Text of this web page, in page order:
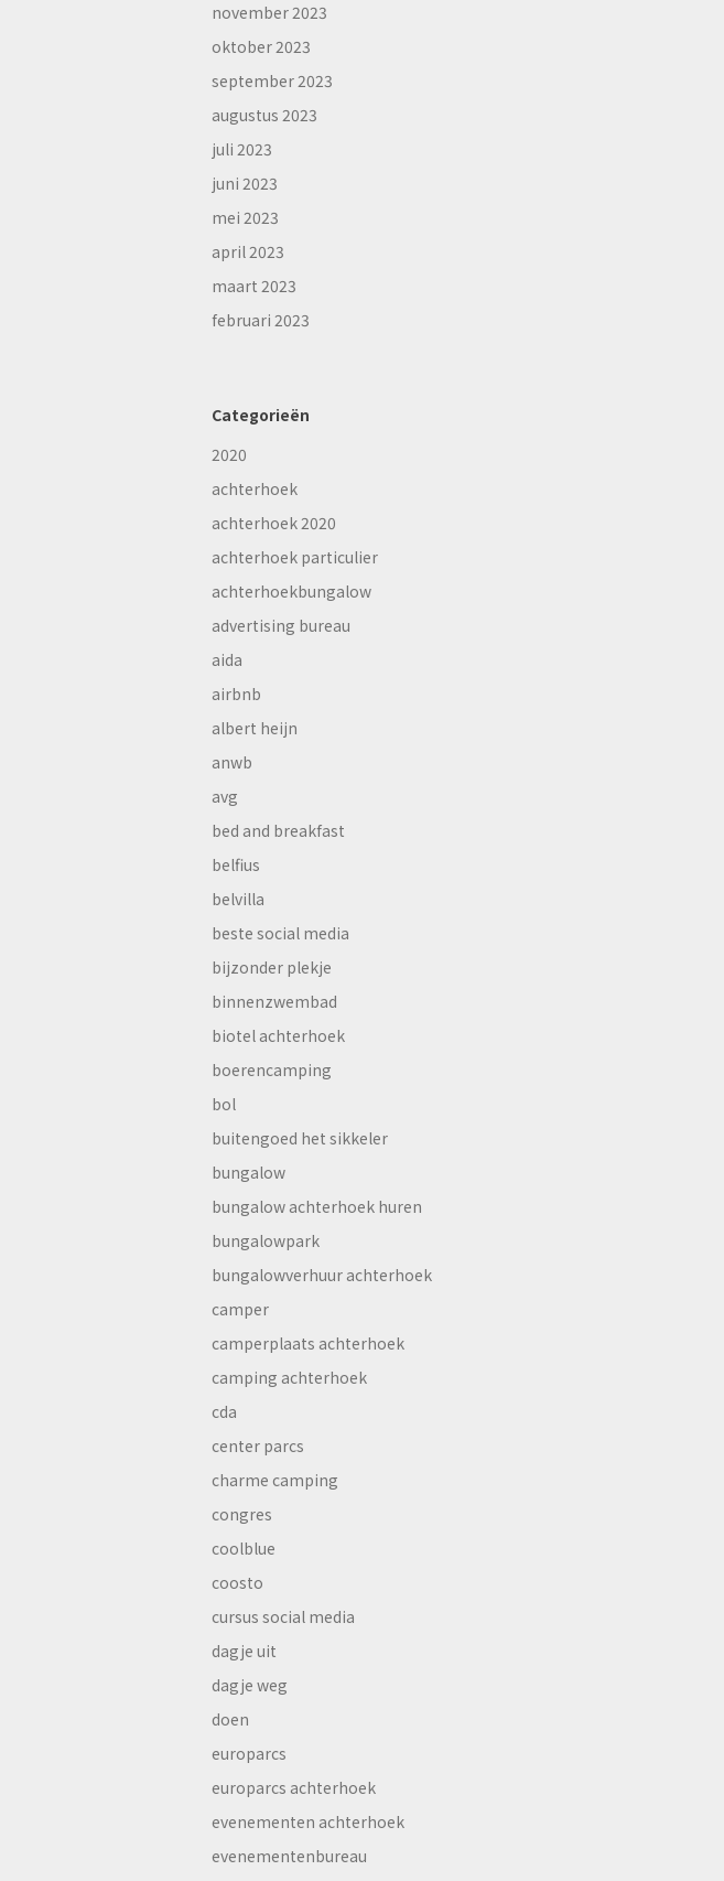
november 2023
oktober 2023
september 2023
augustus 2023
juli 2023
juni 2023
mei 2023
april 2023
maart 2023
februari 2023
Categorieën
2020
achterhoek
achterhoek 2020
achterhoek particulier
achterhoekbungalow
advertising bureau
aida
airbnb
albert heijn
anwb
avg
bed and breakfast
belfius
belvilla
beste social media
bijzonder plekje
binnenzwembad
biotel achterhoek
boerencamping
bol
buitengoed het sikkeler
bungalow
bungalow achterhoek huren
bungalowpark
bungalowverhuur achterhoek
camper
camperplaats achterhoek
camping achterhoek
cda
center parcs
charme camping
congres
coolblue
coosto
cursus social media
dagje uit
dagje weg
doen
europarcs
europarcs achterhoek
evenementen achterhoek
evenementenbureau